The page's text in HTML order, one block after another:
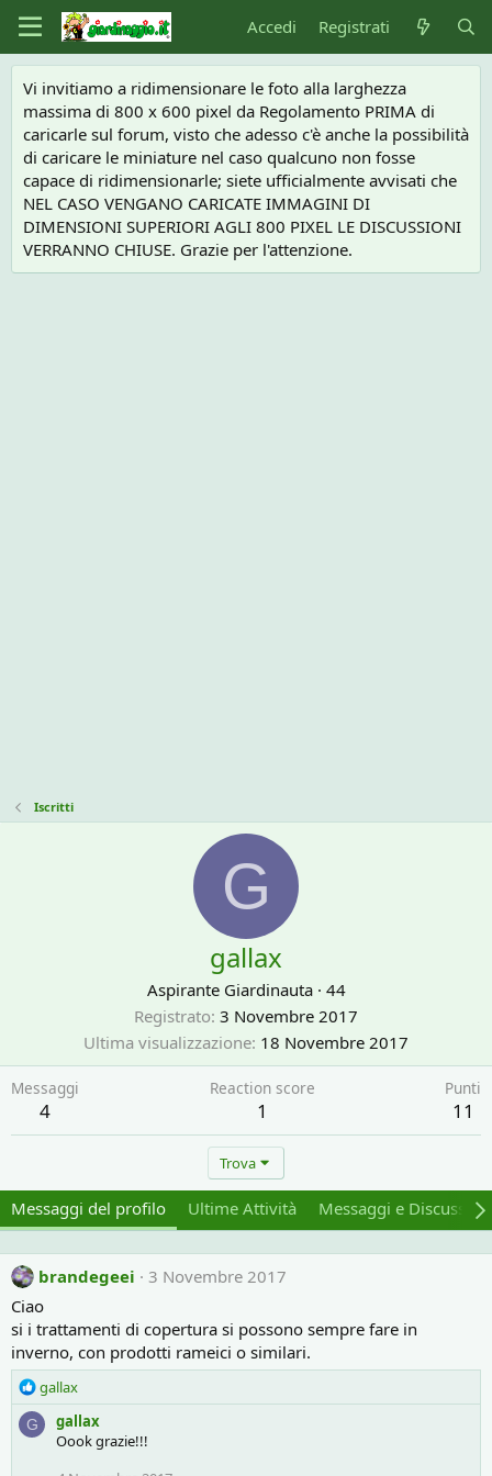
Accedi Registrati
Vi invitiamo a ridimensionare le foto alla larghezza
massima di 800 x 600 pixel da Regolamento PRIMA di
caricarle sul forum, visto che adesso c'è anche la possibilità
di caricare le miniature nel caso qualcuno non fosse
capace di ridimensionarle; siete ufficialmente avvisati che
NEL CASO VENGANO CARICATE IMMAGINI DI
DIMENSIONI SUPERIORI AGLI 800 PIXEL LE DISCUSSIONI
VERRANNO CHIUSE. Grazie per l'attenzione.
Iscritti
G
gallax
Aspirante Giardinauta · 44
Registrato 3 Novembre 2017
Ultima visualizzazione 18 Novembre 2017
Messaggi
4
Reaction score
1
Punti
11
Trova
Messaggi del profilo Ultime Attività Messaggi e
brandegeei
3 Novembre 2017
Ciao
si i trattamenti di copertura si possono sempre fare in
inverno, con prodotti rameici o similari.
R
e
a
gallax
G
gallax
Oook grazie!!!